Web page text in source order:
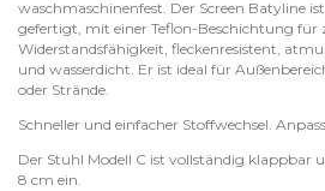
waschmaschinenfest. Der Screen Batyline
gefertigt, mit einer Teflon-Beschichtung für
Widerstandsfähigkeit, fleckenresistent,
und wasserdicht. Er ist ideal für
oder Strände.
Schneller und einfacher Stoffwechsel.
Der Stuhl Modell C ist vollständig klappbar
8 cm ein.